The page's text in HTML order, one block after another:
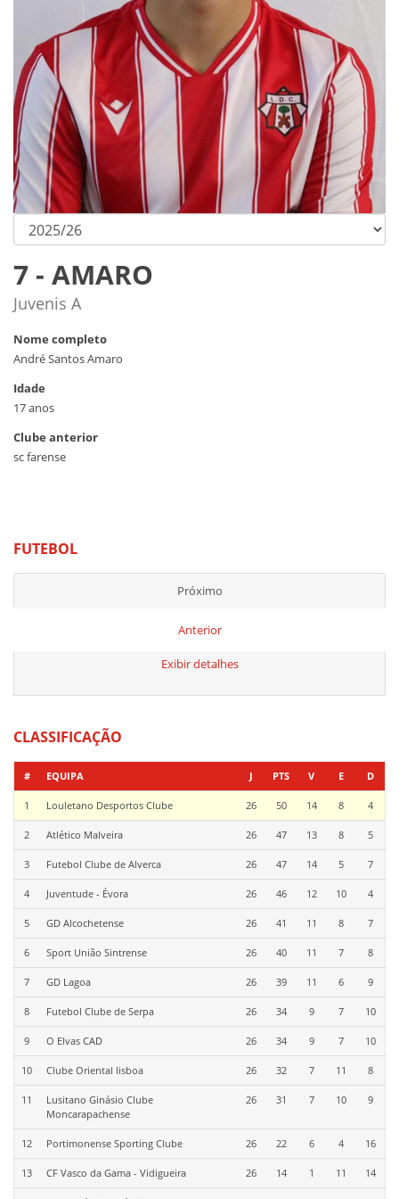
7 - AMARO
Juvenis A
Nome completo
André Santos Amaro
Idade
17 anos
Clube anterior
sc farense
FUTEBOL
Próximo
Anterior
Exibir detalhes
CLASSIFICAÇÃO
# EQUIPA J PTS V E D
1 Louletano Desportos Clube 26 50 14 8 4
2 Atlético Malveira 26 47 13 8 5
3 Futebol Clube de Alverca 26 47 14 5 7
4 Juventude - Évora 26 46 12 10 4
5 GD Alcochetense 26 41 11 8 7
6 Sport União Sintrense 26 40 11 7 8
7 GD Lagoa 26 39 11 6 9
8 Futebol Clube de Serpa 26 34 9 7 10
9 O Elvas CAD 26 34 9 7 10
10 Clube Oriental lisboa 26 32 7 11 8
11
Lusitano Ginásio Clube
Moncarapachense
26 31 7 10 9
12 Portimonense Sporting Clube 26 22 6 4 16
13 CF Vasco da Gama - Vidigueira 26 14 1 11 14